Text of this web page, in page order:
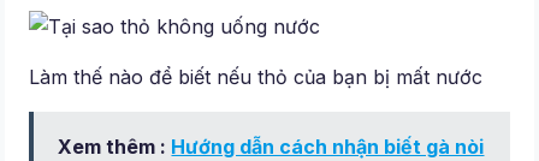
Làm thế nào để biết nếu thỏ của bạn bị mất nước
Xem thêm : Hướng dẫn cách nhận biết gà nòi